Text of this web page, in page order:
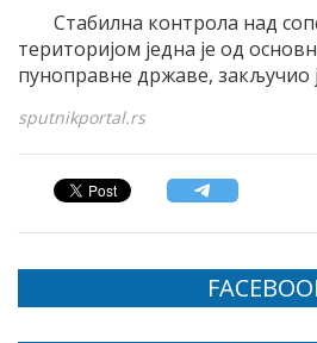
Стабилна контрола над
територијом једна је од
пуноправне државе, закључио
sputnikportal.rs